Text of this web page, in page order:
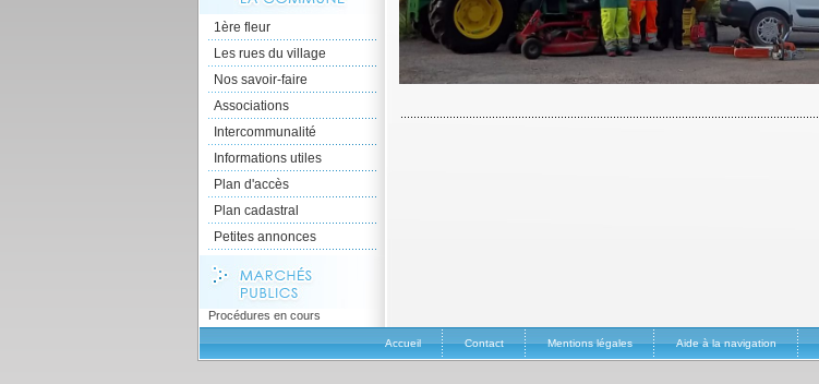
1ère fleur
Les rues du village
Nos savoir-faire
Associations
Intercommunalité
Informations utiles
Plan d'accès
Plan cadastral
Petites annonces
Procédures en cours
Accueil Contact Mentions légales Aide à la navigation